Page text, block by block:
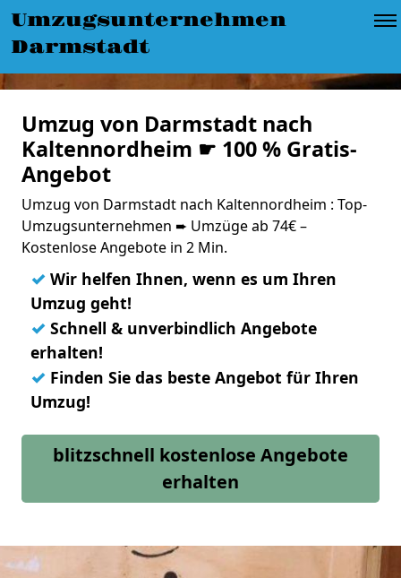
Umzugsunternehmen
Darmstadt
Umzug von Darmstadt nach
Kaltennordheim ☛ 100 % Gratis-
Angebot
Umzug von Darmstadt nach Kaltennordheim : Top-
Umzugsunternehmen ➨ Umzüge ab 74€ –
Kostenlose Angebote in 2 Min.
✓ Wir helfen Ihnen, wenn es um Ihren
Umzug geht!
✓ Schnell & unverbindlich Angebote
erhalten!
✓ Finden Sie das beste Angebot für Ihren
Umzug!
blitzschnell kostenlose Angebote
erhalten